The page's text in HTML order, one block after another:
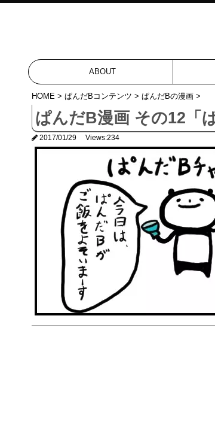
ABOUT
HOME > ぱんだBコンテンツ > ぱんだBの漫画 >
ぱんだB漫画 その12「
2017/01/29 Views:234